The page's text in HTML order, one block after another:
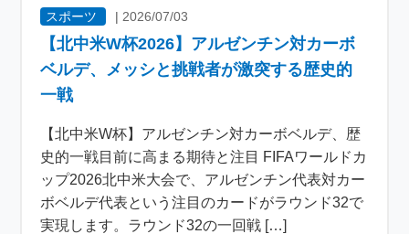
スポーツ | 2026/07/03
【北中米W杯2026】アルゼンチン対カーボ
ベルデ、メッシと挑戦者が激突する歴史的
一戦
【北中米W杯】アルゼンチン対カーボベルデ、歴
史的一戦目前に高まる期待と注目 FIFAワールドカ
ップ2026北中米大会で、アルゼンチン代表対カー
ボベルデ代表という注目のカードがラウンド32で
実現します。ラウンド32の一回戦 […]